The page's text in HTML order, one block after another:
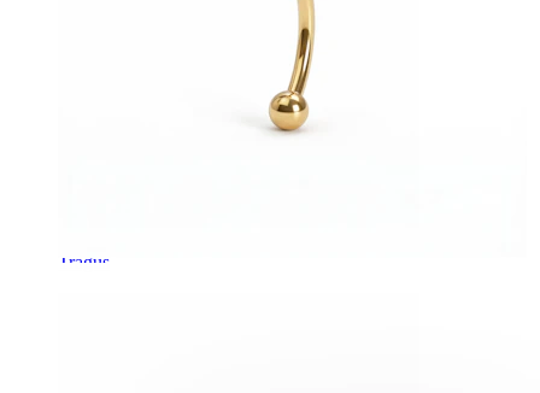
Tragus